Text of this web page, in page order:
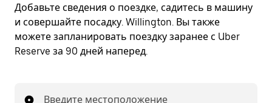
Добавьте сведения о поездке, садитесь в машину
и совершайте посадку. Willington. Вы также
можете запланировать поездку заранее с Uber
Reserve за 90 дней наперед.
Введите местоположение